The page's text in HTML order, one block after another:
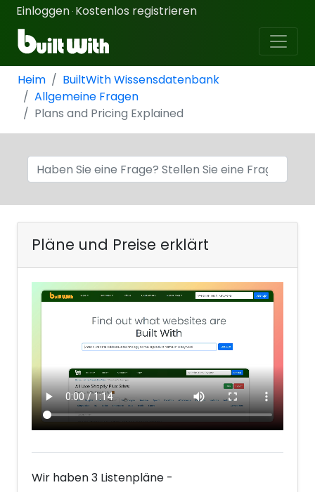
Einloggen · Kostenlos registrieren
Heim
BuiltWith Wissensdatenbank
Allgemeine Fragen
Plans and Pricing Explained
Pläne und Preise erklärt
Wir haben 3 Listenpläne -